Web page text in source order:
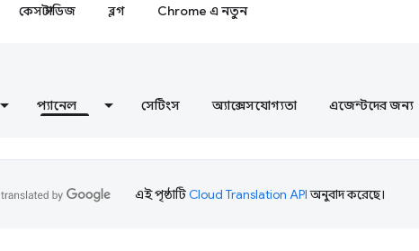
কেস স্টাডিজ ব্লগ Chrome এ নতুন
প্যানেল সেটিংস অ্যাক্সেসযোগ্যতা এজেন্টদের জন্য
এই পৃষ্ঠাটিCloud Translation APIঅনুবাদ করেছে।